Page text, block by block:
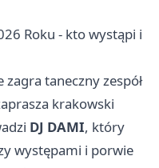
Roku - kto wystąpi i
taneczny zespół
krakowski
DJ DAMI, który
występami i porwie